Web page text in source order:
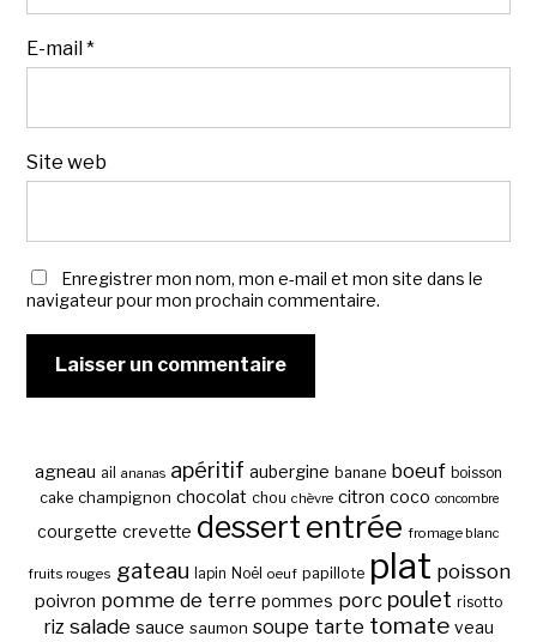
E-mail*
Site web
Enregistrer mon nom, mon e-mail et mon site dans le
navigateur pour mon prochain commentaire.
agneau ail ananas apéritif aubergine banane boeuf boisson
cake champignon chocolat chou chèvre citron coco concombre
courgette crevette dessert entrée fromage blanc
fruits rouges gateau lapin Noël oeuf papillote plat poisson
poivron pomme de terre pommes porc poulet risotto
riz salade sauce saumon soupe tarte tomate veau